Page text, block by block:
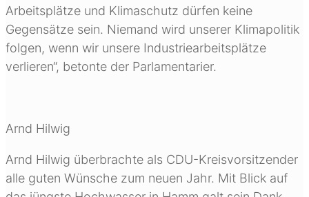
Arbeitsplätze und Klimaschutz dürfen keine
Gegensätze sein. Niemand wird unserer Klimapolitik
folgen, wenn wir unsere Industriearbeitsplätze
verlieren“, betonte der Parlamentarier.
Arnd Hilwig
Arnd Hilwig überbrachte als CDU-Kreisvorsitzender
alle guten Wünsche zum neuen Jahr. Mit Blick auf